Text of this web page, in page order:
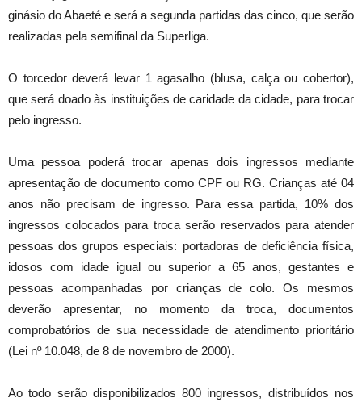
ginásio do Abaeté e será a segunda partidas das cinco, que serão
realizadas pela semifinal da Superliga.
O torcedor deverá levar 1 agasalho (blusa, calça ou cobertor),
que será doado às instituições de caridade da cidade, para trocar
pelo ingresso.
Uma pessoa poderá trocar apenas dois ingressos mediante
apresentação de documento como CPF ou RG. Crianças até 04
anos não precisam de ingresso. Para essa partida, 10% dos
ingressos colocados para troca serão reservados para atender
pessoas dos grupos especiais: portadoras de deficiência física,
idosos com idade igual ou superior a 65 anos, gestantes e
pessoas acompanhadas por crianças de colo. Os mesmos
deverão apresentar, no momento da troca, documentos
comprobatórios de sua necessidade de atendimento prioritário
(Lei nº 10.048, de 8 de novembro de 2000).
Ao todo serão disponibilizados 800 ingressos, distribuídos nos